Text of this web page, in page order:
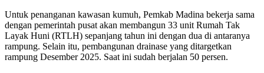
Untuk penanganan kawasan kumuh, Pemkab Madina bekerja sama
dengan pemerintah pusat akan membangun 33 unit Rumah Tak
Layak Huni (RTLH) sepanjang tahun ini dengan dua di antaranya
rampung. Selain itu, pembangunan drainase yang ditargetkan
rampung Desember 2025. Saat ini sudah berjalan 50 persen.